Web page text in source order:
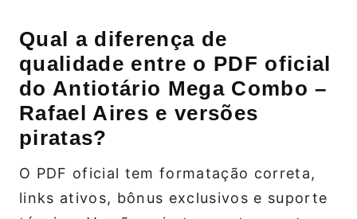
Qual a diferença de
qualidade entre o PDF oficial
do Antiotário Mega Combo –
Rafael Aires e versões
piratas?
O PDF oficial tem formatação correta,
links ativos, bônus exclusivos e suporte